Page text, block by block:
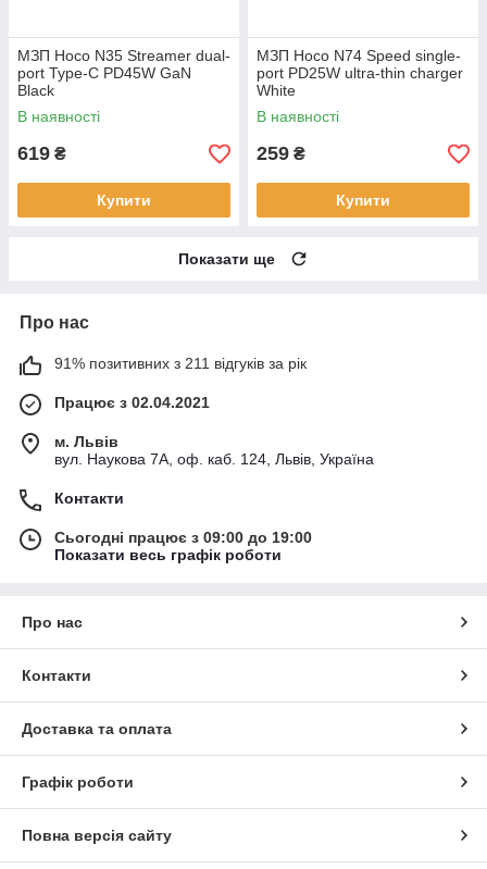
МЗП Hoco N35 Streamer dual-
port Type-C PD45W GaN
Black
В наявності
619 ₴
Купити
МЗП Hoco N74 Speed single-
port PD25W ultra-thin charger
White
В наявності
259 ₴
Купити
Показати ще
Про нас
91% позитивних з 211 відгуків за рік
Працює з 02.04.2021
м. Львів
вул. Наукова 7А, оф. каб. 124, Львів, Україна
Контакти
Сьогодні працює з 09:00 до 19:00
Показати весь графік роботи
Про нас
Контакти
Доставка та оплата
Графік роботи
Повна версія сайту